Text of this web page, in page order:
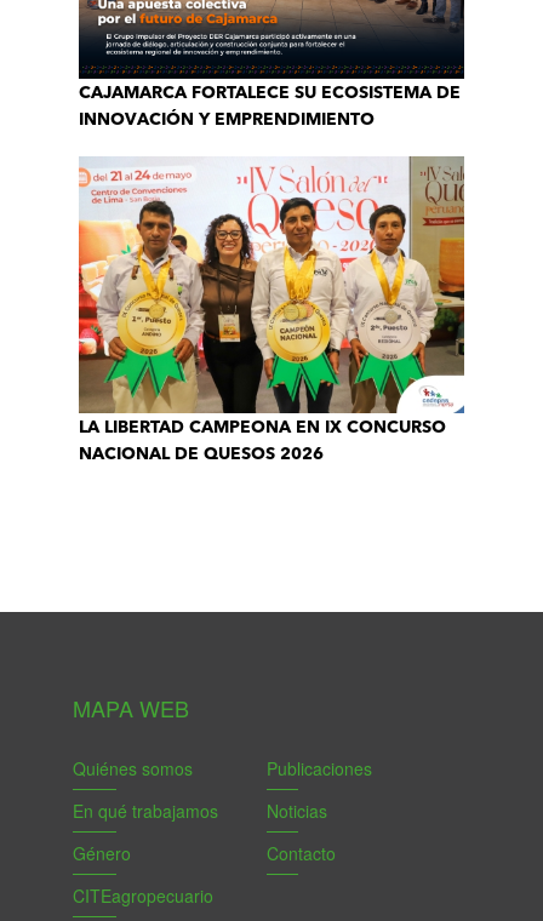
CAJAMARCA FORTALECE SU ECOSISTEMA DE
INNOVACIÓN Y EMPRENDIMIENTO
LA LIBERTAD CAMPEONA EN IX CONCURSO
NACIONAL DE QUESOS 2026
MAPA WEB
Quiénes somos
En qué trabajamos
Género
CITEagropecuario
Publicaciones
Noticias
Contacto